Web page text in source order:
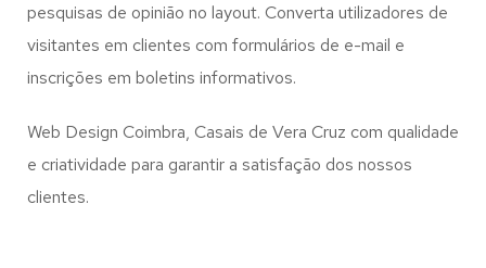
pesquisas de opinião no layout. Converta utilizadores de
visitantes em clientes com formulários de e-mail e
inscrições em boletins informativos.
Web Design Coimbra, Casais de Vera Cruz com qualidade
e criatividade para garantir a satisfação dos nossos
clientes.